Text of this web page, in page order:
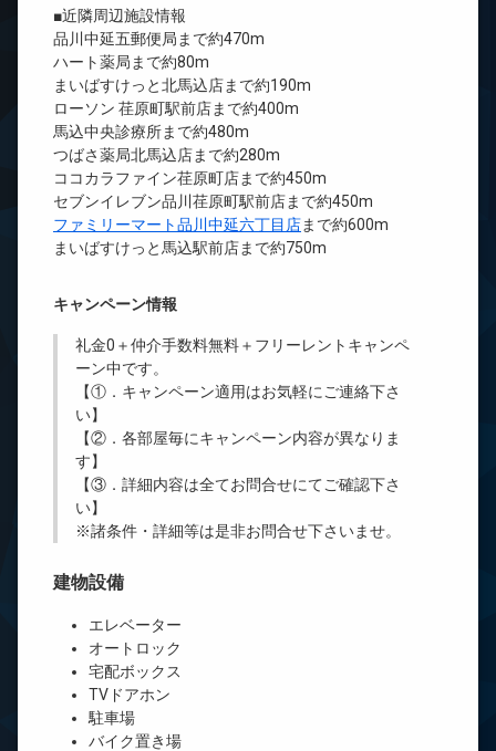
■近隣周辺施設情報
品川中延五郵便局まで約470m
ハート薬局まで約80m
まいばすけっと北馬込店まで約190m
ローソン 荏原町駅前店まで約400m
馬込中央診療所まで約480m
つばさ薬局北馬込店まで約280m
ココカラファイン荏原町店まで約450m
セブンイレブン品川荏原町駅前店まで約450m
ファミリーマート品川中延六丁目店まで約600m
まいばすけっと馬込駅前店まで約750m
キャンペーン情報
礼金0 ＋仲介手数料無料＋ フリーレント キャンペ
ーン中です。
【①．キャンペーン適用はお気軽にご連絡下さ
い】
【②．各部屋毎にキャンペーン内容が異なりま
す】
【③．詳細内容は全てお問合せにてご確認下さ
い】
※諸条件・詳細等は是非お問合せ下さいませ。
建物設備
エレベーター
オートロック
宅配ボックス
TVドアホン
駐車場
バイク置き場